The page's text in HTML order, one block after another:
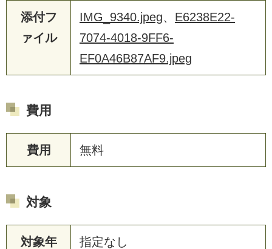
添付フ
ァイル
IMG_9340.jpeg、 E6238E22-
7074-4018-9FF6-
EF0A46B87AF9.jpeg
費用
費用 無料
対象
対象年
指定なし